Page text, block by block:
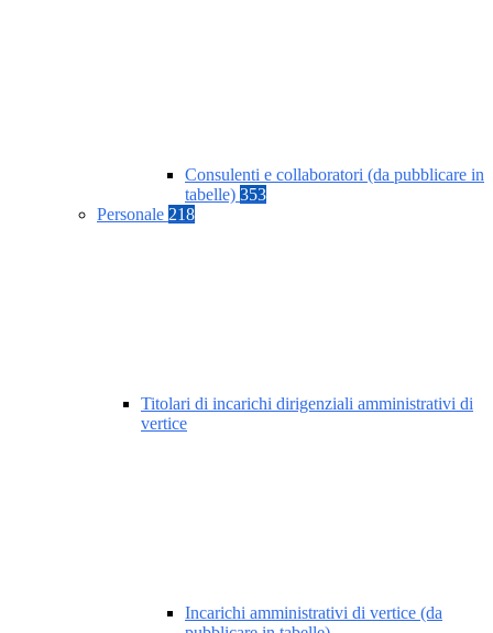
Consulenti e collaboratori (da pubblicare in
tabelle) 353
Personale 218
Titolari di incarichi dirigenziali amministrativi di
vertice
Incarichi amministrativi di vertice (da